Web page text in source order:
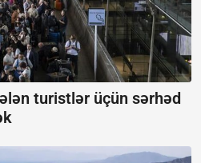
turistlər üçün sərhəd